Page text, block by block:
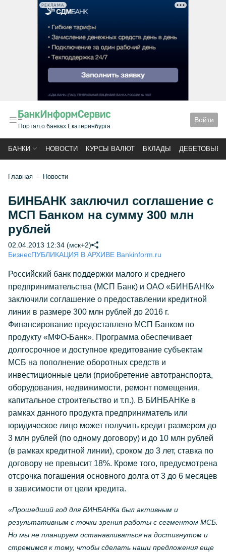
РЕКЛАМА
Портал о банках Екатеринбурга
Войти
БАНКИ НОВОСТИ КУРСЫ ВАЛЮТ ВКЛАДЫ ДЕБЕТОВЫЕ
Главная Новости
БИНБАНК заключил соглашение с
МСП Банком на сумму 300 млн
рублей
02.04.2013 12:34 (мск+2)
БизнесПУБЛИКАЦИЯ В АРХИВЕ Bankinform.ru
Российский банк поддержки малого и среднего
предпринимательства (МСП Банк) и ОАО «БИНБАНК»
заключили соглашение о предоставлении кредитной
линии в размере 300 млн рублей до 2016 г.
Финансирование предоставлено МСП Банком по
продукту «МФО-Банк». Программа обеспечивает
долгосрочное и доступное кредитование субъектам
МСБ на пополнение оборотных средств и
инвестиционные цели (приобретение автотранспорта,
оборудования, недвижимости, ремонт помещения,
капитальное строительство и т.п.). В БИНБАНКе в
рамках данного продукта предприниматель или
юридическое лицо может получить кредит размером до
3 млн рублей (по одному договору) и до 10 млн рублей
(в рамках кредитной линии), сроком до 3 лет, ставка по
договору не превысит 18%. Кроме того, предусмотрена
отсрочка погашения основного долга от 3 до 6 месяцев
в зависимости от цели кредита.
«Прошедший год для БИНБАНКа был активным и
результативным с точки зрения работы с сегментом МСБ.
Но мы не планируем останавливаться на достигнутом и
стремимся к тому, чтобы сделать наши предложения еще